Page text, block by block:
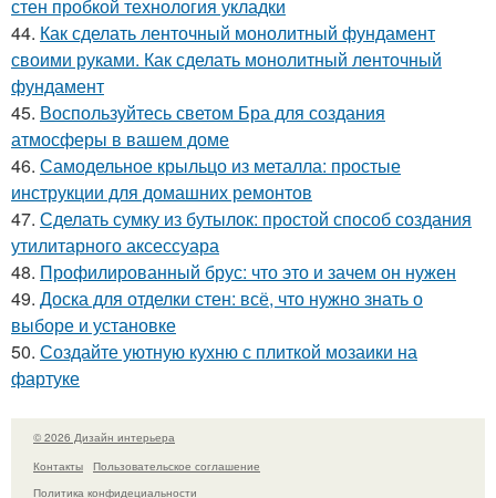
стен пробкой технология укладки
44. Как сделать ленточный монолитный фундамент
своими руками. Как сделать монолитный ленточный
фундамент
45. Воспользуйтесь светом Бра для создания
атмосферы в вашем доме
46. Самодельное крыльцо из металла: простые
инструкции для домашних ремонтов
47. Сделать сумку из бутылок: простой способ создания
утилитарного аксессуара
48. Профилированный брус: что это и зачем он нужен
49. Доска для отделки стен: всё, что нужно знать о
выборе и установке
50. Создайте уютную кухню с плиткой мозаики на
фартуке
© 2026 Дизайн интерьера
Контакты
Пользовательское соглашение
Политика конфидециальности